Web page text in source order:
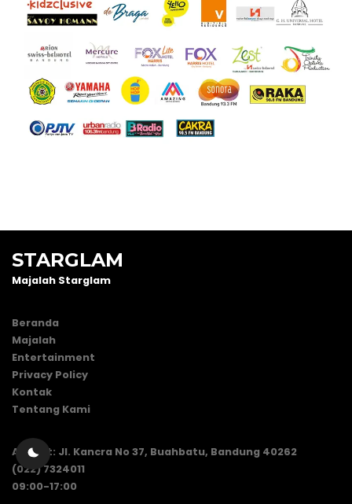
STARGLAM
Majalah Starglam
Beranda
Majalah
Entertainment
Privacy Policy
Kontak
Tentang Kami
Alamat: Jl. Kancra No 37, Buahbatu, Bandung 40262
(022) 7324011
09:00-17:00